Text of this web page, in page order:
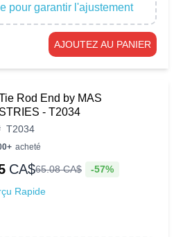
pour garantir l'ajustement
AJOUTEZ AU PANIER
Rod End by MAS
- T2034
T2034
acheté
CA$65.08CA$ -57%
Rapide